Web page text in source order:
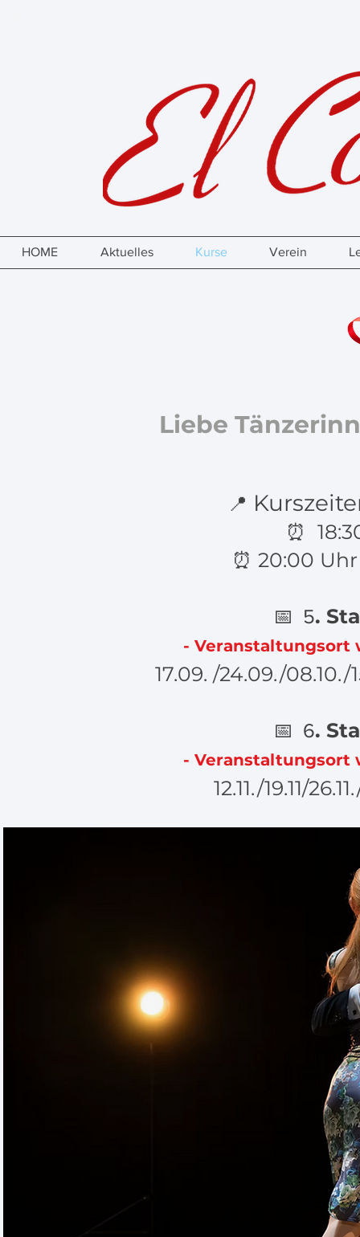
HOME Aktuelles Kurse Verein
Liebe
📍
⏰
⏰ 20:00
📅 5.
- Veranstaltungsort
17.09. /24.09./08.10./
📅 6.
- Veranstaltungsort
12.11./19.11/